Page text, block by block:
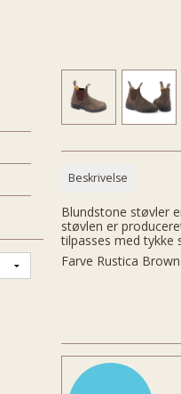
Beskrivelse
Blundstone støvler
støvlen er
tilpasses med tykke
Farve Rustica Brown